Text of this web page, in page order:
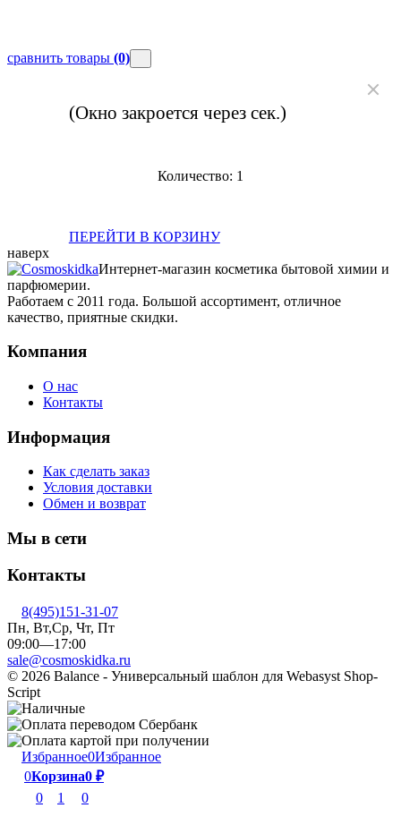
сравнить товары (0)
(Окно закроется через сек.)
Количество: 1
ПЕРЕЙТИ В КОРЗИНУ
наверх
Интернет-магазин косметика бытовой химии и
парфюмерии.
Работаем с 2011 года. Большой ассортимент, отличное
качество, приятные скидки.
Компания
О нас
Контакты
Информация
Как сделать заказ
Условия доставки
Обмен и возврат
Мы в сети
Контакты
8(495)151-31-07
Пн, Вт,Ср, Чт, Пт
09:00—17:00
sale@cosmoskidka.ru
© 2026 Balance - Универсальный шаблон для Webasyst Shop-
Script
Избранное0Избранное
0Корзина0 ₽
0 1 0